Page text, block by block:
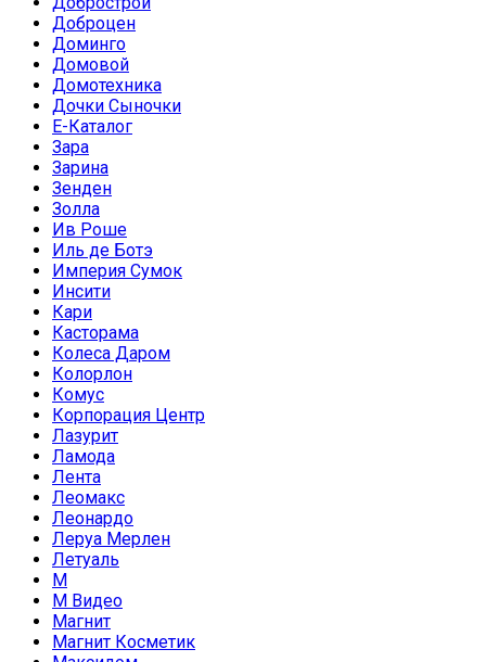
Доброцен
Доминго
Домовой
Домотехника
Дочки Сыночки
Е-Каталог
Зара
Зарина
Зенден
Золла
Ив Роше
Иль де Ботэ
Империя Сумок
Инсити
Кари
Касторама
Колеса Даром
Колорлон
Комус
Корпорация Центр
Лазурит
Ламода
Лента
Леомакс
Леонардо
Леруа Мерлен
Летуаль
М
М Видео
Магнит
Магнит Косметик